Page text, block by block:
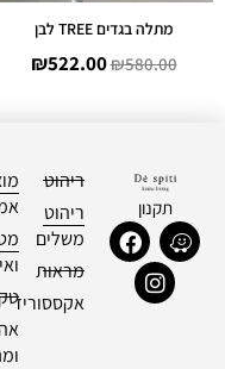
מתלה בגדים TREE לבן
₪580.00
₪522.00
תקנון
W
a
z
e
F
a n
s
t
ריהוט
ריהוט
משלים
מראות
אקססוריז